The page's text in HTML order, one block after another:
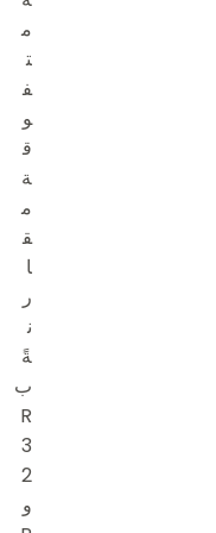
م
ت
ف
و
ق
ة
م
ق
ا
ر
ن
ةً
ب
R
3
2
و